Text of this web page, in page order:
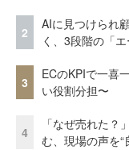
2
AIに見つけられ
く、3段階の「
3
ECのKPIで一喜
い役割分担〜
4
「なぜ売れた
む、現場の声を“